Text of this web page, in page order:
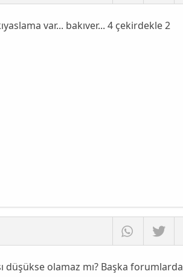
var... bakıver... 4 çekirdekle 2
olamaz mı? Başka forumlarda